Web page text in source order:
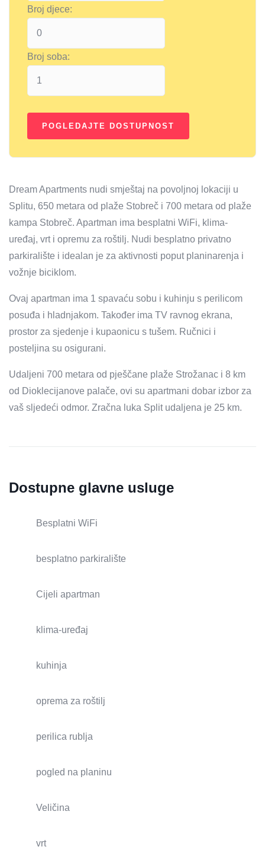
Broj djece:
Broj soba:
Dream Apartments nudi smještaj na povoljnoj lokaciji u
Splitu, 650 metara od plaže Stobreč i 700 metara od plaže
kampa Stobreč. Apartman ima besplatni WiFi, klima-
uređaj, vrt i opremu za roštilj. Nudi besplatno privatno
parkiralište i idealan je za aktivnosti poput planinarenja i
vožnje biciklom.
Ovaj apartman ima 1 spavaću sobu i kuhinju s perilicom
posuđa i hladnjakom. Također ima TV ravnog ekrana,
prostor za sjedenje i kupaonicu s tušem. Ručnici i
posteljina su osigurani.
Udaljeni 700 metara od pješčane plaže Strožanac i 8 km
od Dioklecijanove palače, ovi su apartmani dobar izbor za
vaš sljedeći odmor. Zračna luka Split udaljena je 25 km.
Dostupne glavne usluge
Besplatni WiFi
besplatno parkiralište
Cijeli apartman
klima-uređaj
kuhinja
oprema za roštilj
perilica rublja
pogled na planinu
Veličina
vrt